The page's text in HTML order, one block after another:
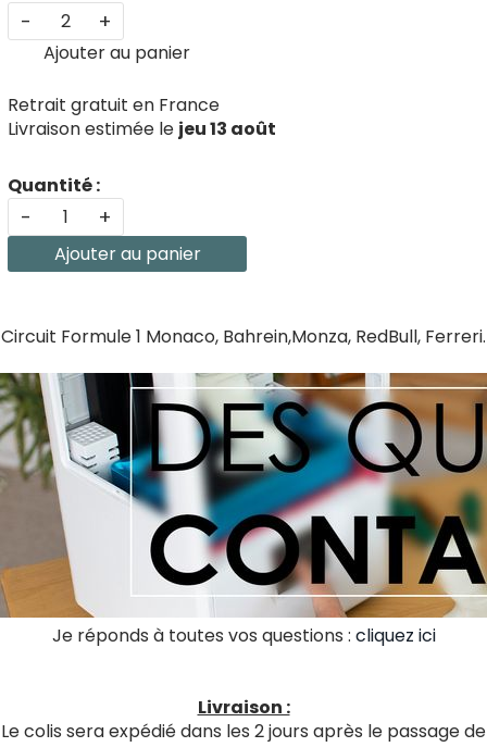
- +
Ajouter au panier
Retrait gratuit en France
Livraison estimée le jeu 13 août
Quantité :
- +
Ajouter au panier
Circuit Formule 1 Monaco, Bahrein,Monza, RedBull, Ferreri.
Je réponds à toutes vos questions : cliquez ici
Livraison :
Le colis sera expédié dans les 2 jours après le passage de